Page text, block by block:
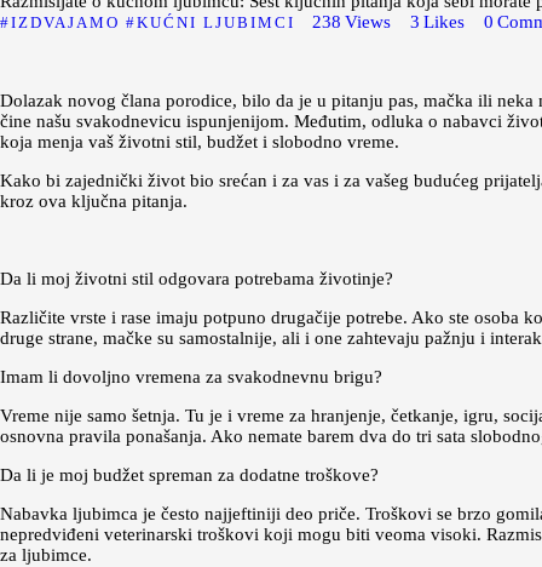
IZDVAJAMO KUĆNI LJUBIMCI 238 Views 3 Likes 0
Dolazak novog člana porodice, bilo da je u pitanju pas, mačka ili
čine našu svakodnevicu ispunjenijom. Međutim, odluka o nabavci
koja menja vaš životni stil, budžet i slobodno vreme.
Kako bi zajednički život bio srećan i za vas i za vašeg budućeg
kroz ova ključna pitanja.
Da li moj životni stil odgovara potrebama životinje?
Različite vrste i rase imaju potpuno drugačije potrebe. Ako ste osoba
druge strane, mačke su samostalnije, ali i one zahtevaju pažnju i
Imam li dovoljno vremena za svakodnevnu brigu?
Vreme nije samo šetnja. Tu je i vreme za hranjenje, četkanje, igru,
osnovna pravila ponašanja. Ako nemate barem dva do tri sata
Da li je moj budžet spreman za dodatne troškove?
Nabavka ljubimca je često najjeftiniji deo priče. Troškovi se brzo
nepredviđeni veterinarski troškovi koji mogu biti veoma visoki.
za ljubimce.